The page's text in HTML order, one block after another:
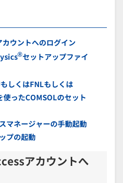
ウントへのログイン
®セットアップファイ
しくはFNLもしくは
ったCOMSOLのセット
マネージャーの手動起動
プの起動
アカウントへ